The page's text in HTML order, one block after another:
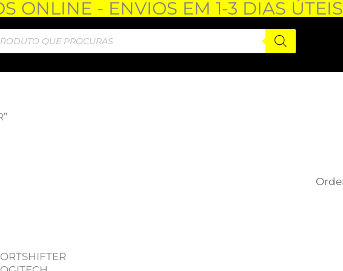
ONLINE - ENVIOS EM 1-3 DIAS ÚTEIS